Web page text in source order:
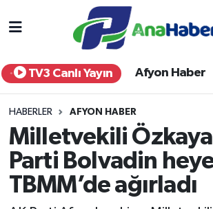
TV3 Canlı Yayın Afyon Haber
HABERLER AFYON HABER
Milletvekili
Parti Bolvadin
TBMM’de ağırladı
Yurt Haber
Afyon Haber
Siyaset
Spor
Afyonkarahisar Nöbetçi
Afyonkarahisar Hava Durumu
Afyonkarahisar Namaz Vakitleri
Afyonkarahisar Trafik Yoğunluk
Süper Lig Puan Durumu ve Fikstür